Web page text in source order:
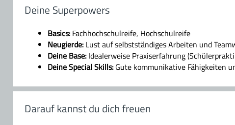
Deine Superpowers
Basics: Fachhochschulreife, Hochschulreife
Neugierde: Lust auf selbstständiges Arbeiten und
Deine Base: Idealerweise Praxiserfahrung
Deine Special Skills: Gute kommunikative Fähigkeiten
Darauf kannst du dich freuen